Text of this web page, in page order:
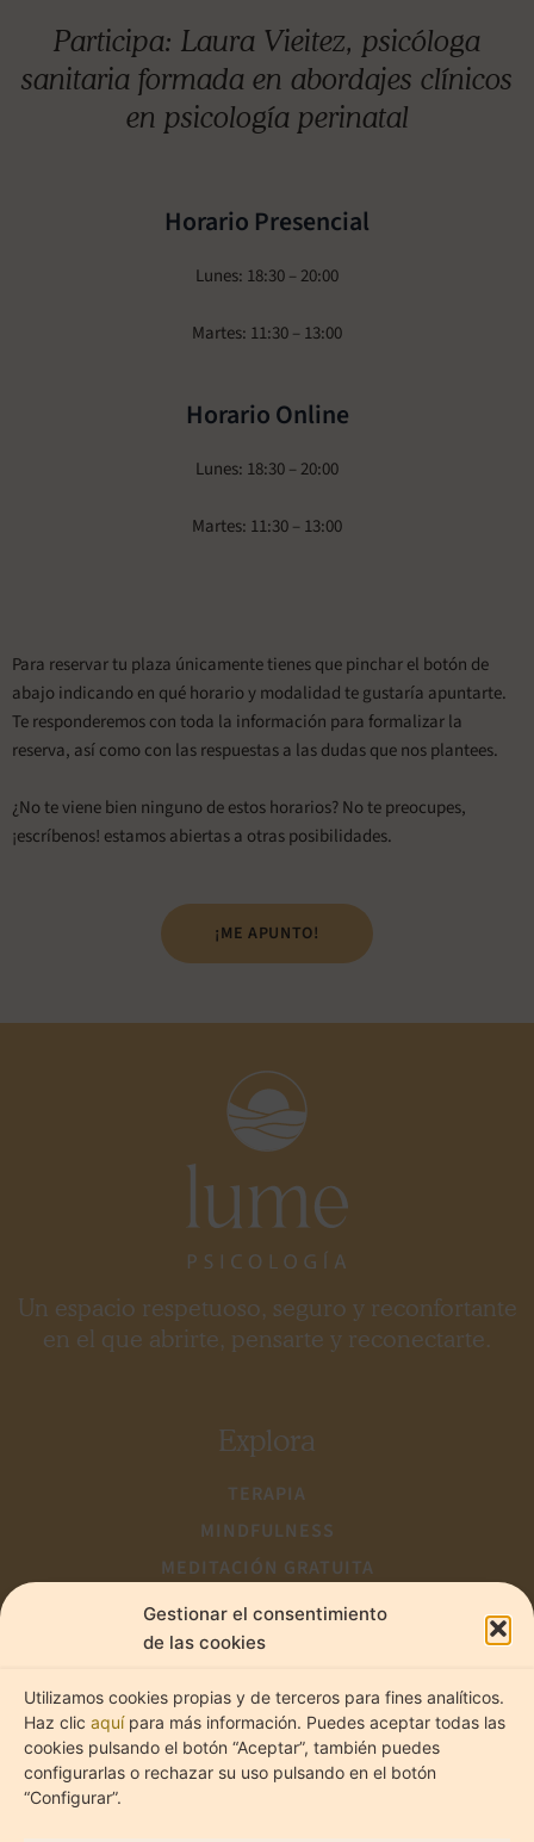
Gestionar el consentimiento
de las cookies
Utilizamos cookies propias y de terceros para fines analíticos.
Haz clic aquípara más información. Puedes aceptar todas las
cookies pulsando el botón “Aceptar”, también puedes
configurarlas o rechazar su uso pulsando en el botón
“Configurar”.
Participa: Laura Vieitez, psicóloga
sanitaria formada en abordajes clínicos
en psicología perinatal
Horario Presencial
Lunes: 18:30 – 20:00
Martes: 11:30 – 13:00
Horario Online
Lunes: 18:30 – 20:00
Martes: 11:30 – 13:00
Para reservar tu plaza únicamente tienes que pinchar el botón de
abajo indicando en qué horario y modalidad te gustaría apuntarte.
Te responderemos con toda la información para formalizar la
reserva, así como con las respuestas a las dudas que nos plantees.
¿No te viene bien ninguno de estos horarios? No te preocupes,
¡escríbenos! estamos abiertas a otras posibilidades.
¡ME APUNTO!
Un espacio respetuoso, seguro y reconfortante
en el que abrirte, pensarte y reconectarte.
Explora
TERAPIA
MINDFULNESS
MEDITACIÓN GRATUITA
CONTACTO
@lume.psicologia_